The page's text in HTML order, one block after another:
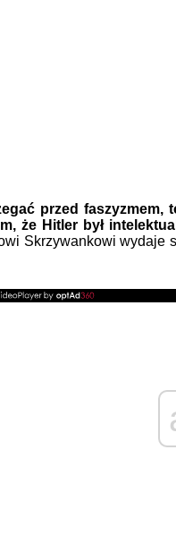
przed
że Hitler był
Skrzywankowi